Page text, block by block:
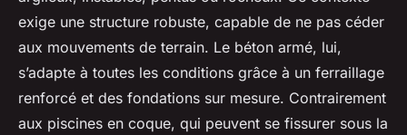
exige une structure robuste, capable de ne pas céder
aux mouvements de terrain. Le béton armé, lui,
s’adapte à toutes les conditions grâce à un ferraillage
renforcé et des fondations sur mesure. Contrairement
aux piscines en coque, qui peuvent se fissurer sous la